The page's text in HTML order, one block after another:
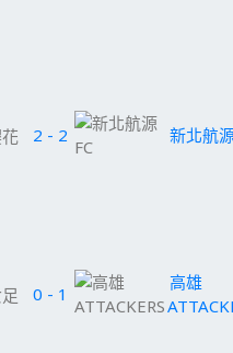
2 - 2 新北航
0 - 1
高雄